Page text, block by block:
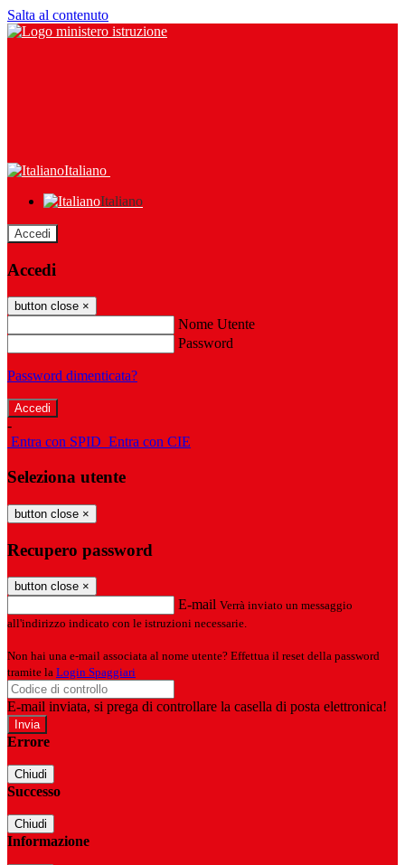
Salta al contenuto
Italiano
Italiano
Accedi
Accedi
button close ×
Nome Utente
Password
Password dimenticata?
-
Entra con SPID Entra con CIE
Seleziona utente
button close ×
Recupero password
button close ×
E-mail Verrà inviato un messaggio
all'indirizzo indicato con le istruzioni necessarie.
Non hai una e-mail associata al nome utente? Effettua il reset della password
tramite la Login Spaggiari
E-mail inviata, si prega di controllare la casella di posta elettronica!
Errore
Chiudi
Successo
Chiudi
Informazione